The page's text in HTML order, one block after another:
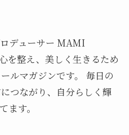
デューサー MAMI
を整え、美しく生きるため
ルマガジンです。 毎日の
つながり、自分らしく輝
ます。